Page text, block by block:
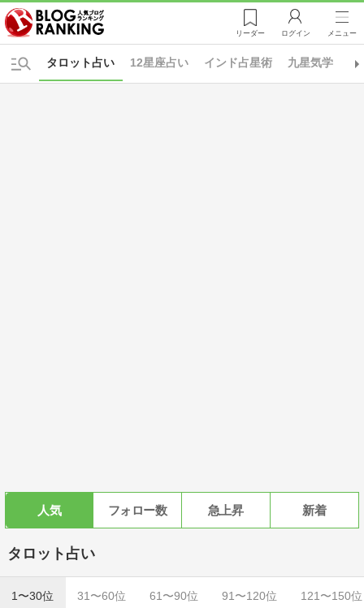
リーダー ログイン メニュー
12星座占い インド占星術
タロット占い 九星気学
人気 フォロー数 急上昇 新着
タロット占い
1〜30位 31〜60位 61〜90位 91〜120位 121〜150位